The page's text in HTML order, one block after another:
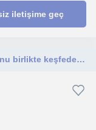
iletişime geç
Biyoloji dersinin ne kadar keyifli olduğunu birlikte keşfedelim.